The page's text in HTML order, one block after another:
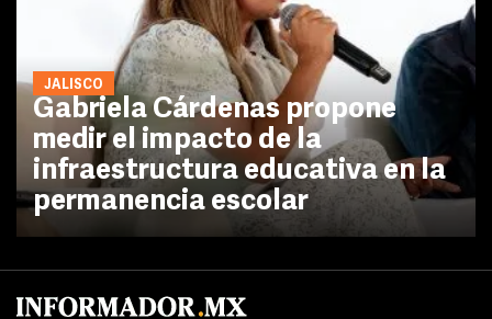
JALISCO
Gabriela Cárdenas propone
medir el impacto de la
infraestructura educativa en la
permanencia escolar